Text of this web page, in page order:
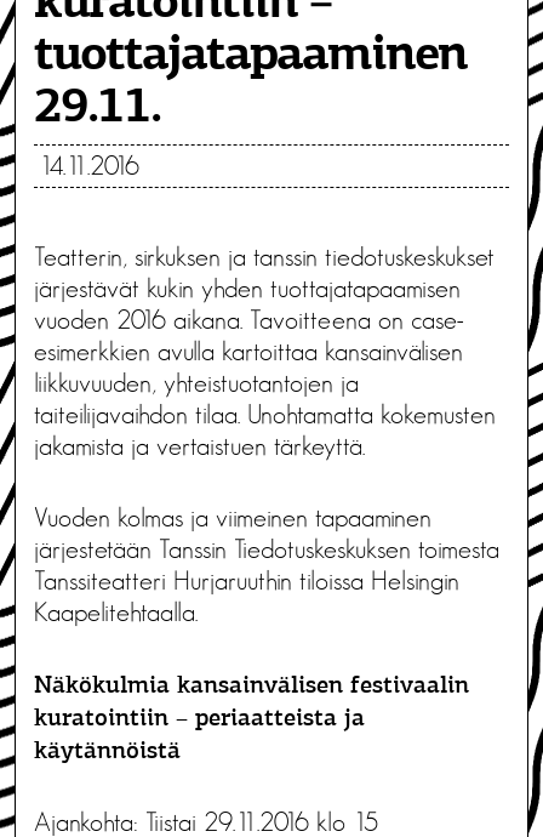
tuottajatapaaminen
29.11.
14.11.2016
Teatterin, sirkuksen ja tanssin tiedotuskeskukset
järjestävät kukin yhden tuottajatapaamisen
vuoden 2016 aikana. Tavoitteena on case-
esimerkkien avulla kartoittaa kansainvälisen
liikkuvuuden, yhteistuotantojen ja
taiteilijavaihdon tilaa. Unohtamatta kokemusten
jakamista ja vertaistuen tärkeyttä.
Vuoden kolmas ja viimeinen tapaaminen
järjestetään Tanssin Tiedotuskeskuksen toimesta
Tanssiteatteri Hurjaruuthin tiloissa Helsingin
Kaapelitehtaalla.
Näkökulmia kansainvälisen festivaalin
kuratointiin – periaatteista ja
käytännöistä
Ajankohta: Tiistai 29.11.2016 klo 15